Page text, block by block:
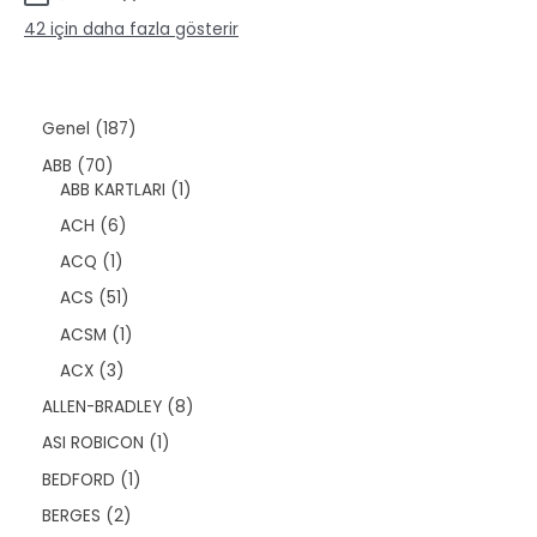
n
ü
r
42 için daha fazla gösterir
Genel 1871
ü
ABB 707
0
ü
r
ü
n
ABB KARTLARI 11
ACH 66
ü
r
ü
n
ACQ 11
ü
r
ü
n
ACS 515
ü
r
n
ACSM 11
ü
ACX 33
r
ü
n
ALLEN-BRADLEY 88
ASI ROBICON 11
BEDFORD 11
BERGES 22